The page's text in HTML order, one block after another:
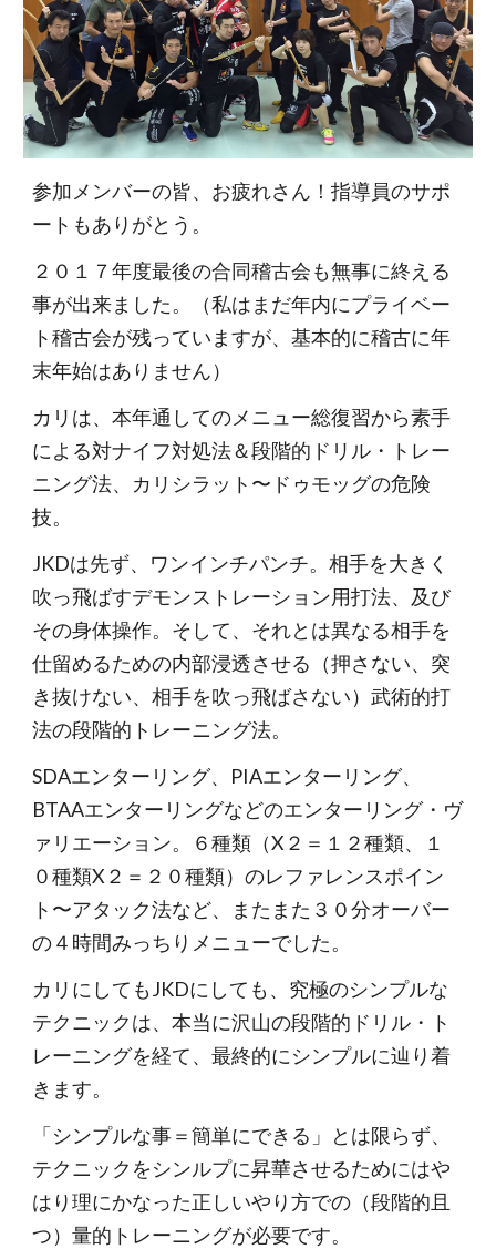
参加メンバーの皆、お疲れさん！指導員のサポ
ートもありがとう。
２０１７年度最後の合同稽古会も無事に終える
事が出来ました。（私はまだ年内にプライベー
ト稽古会が残っていますが、基本的に稽古に年
末年始はありません）
カリは、本年通してのメニュー総復習から素手
による対ナイフ対処法＆段階的ドリル・トレー
ニング法、カリシラット〜ドゥモッグの危険
技。
JKDは先ず、ワンインチパンチ。相手を大きく
吹っ飛ばすデモンストレーション用打法、及び
その身体操作。そして、それとは異なる相手を
仕留めるための内部浸透させる（押さない、突
き抜けない、相手を吹っ飛ばさない）武術的打
法の段階的トレーニング法。
SDAエンターリング、PIAエンターリング、
BTAAエンターリングなどのエンターリング・ヴ
ァリエーション。６種類（X２＝１２種類、１
０種類X２＝２０種類）のレファレンスポイン
ト〜アタック法など、またまた３０分オーバー
の４時間みっちりメニューでした。
カリにしてもJKDにしても、究極のシンプルな
テクニックは、本当に沢山の段階的ドリル・ト
レーニングを経て、最終的にシンプルに辿り着
きます。
「シンプルな事＝簡単にできる」とは限らず、
テクニックをシンルプに昇華させるためにはや
はり理にかなった正しいやり方での（段階的且
つ）量的トレーニングが必要です。